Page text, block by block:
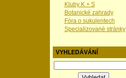
Kluby K + S
Botanické zahrady
Fóra o sukulentech
Specializované stránky
VYHLEDÁVÁNÍ